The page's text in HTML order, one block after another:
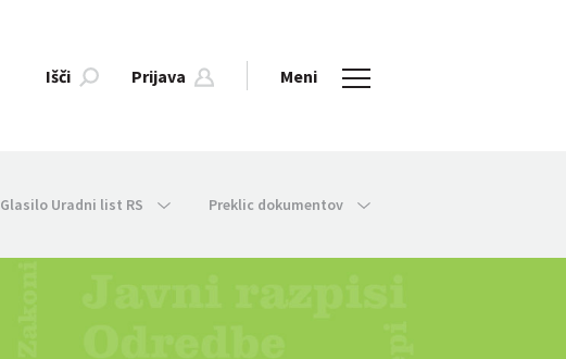
Išči Prijava Meni
Glasilo Uradni list RS Preklic dokumentov